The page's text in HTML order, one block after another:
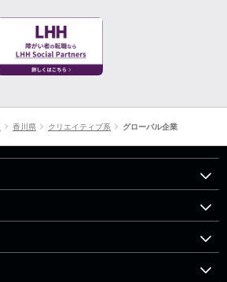
香川県 クリエイティブ系 グローバル企業